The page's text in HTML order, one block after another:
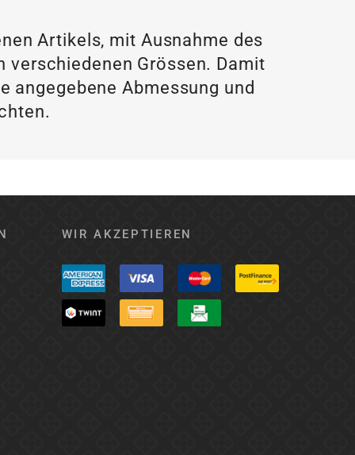
Artikels, mit Ausnahme des
Grössen. Damit
angegebene Abmessung und
WIR AKZEPTIEREN